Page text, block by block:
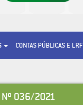
CONTAS PÚBLICAS E LRF
Nº 036/2021